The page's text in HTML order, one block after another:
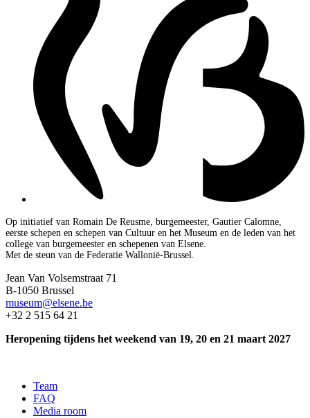
Op initiatief van Romain De Reusme, burgemeester, Gautier Calomne,
eerste schepen en schepen van Cultuur en het Museum en de leden van het
college van burgemeester en schepenen van Elsene.
Met de steun van de Federatie Wallonië-Brussel.
Jean Van Volsemstraat 71
B-1050 Brussel
museum@elsene.be
+32 2 515 64 21
Heropening tijdens het weekend van 19, 20 en 21 maart 2027
Team
FAQ
Media room